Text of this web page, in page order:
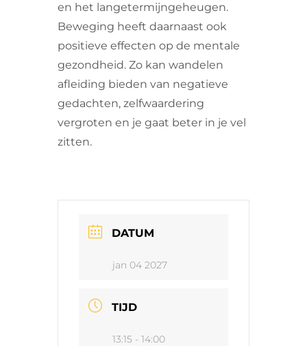
en het langetermijngeheugen.
Beweging heeft daarnaast ook
positieve effecten op de mentale
gezondheid. Zo kan wandelen
afleiding bieden van negatieve
gedachten, zelfwaardering
vergroten en je gaat beter in je vel
zitten.
DATUM
jan 04 2027
TIJD
13:15 - 14:00